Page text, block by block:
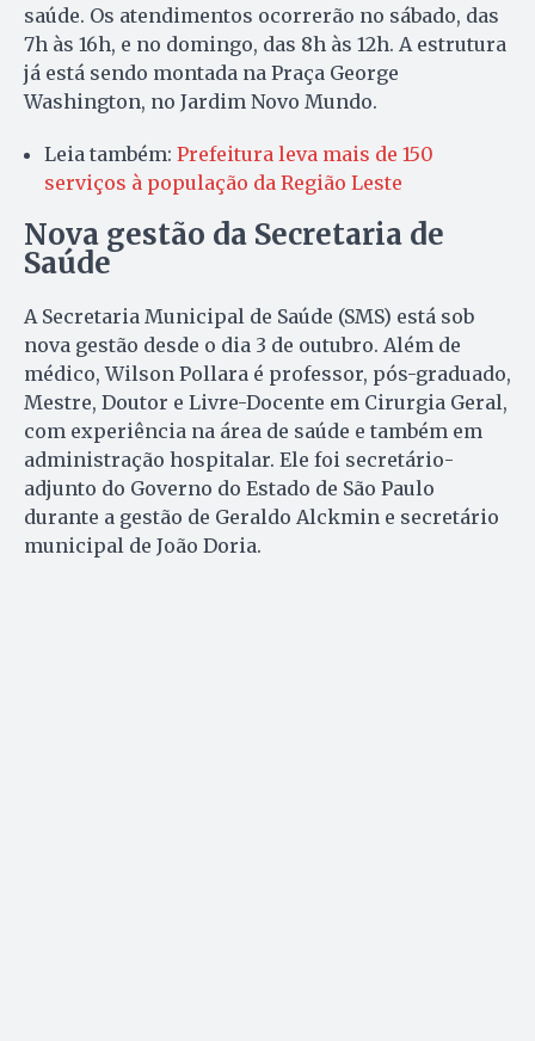
saúde. Os atendimentos ocorrerão no sábado, das
7h às 16h, e no domingo, das 8h às 12h. A estrutura
já está sendo montada na Praça George
Washington, no Jardim Novo Mundo.
Leia também: Prefeitura leva mais de 150
serviços à população da Região Leste
Nova gestão da Secretaria de
Saúde
A Secretaria Municipal de Saúde (SMS) está sob
nova gestão desde o dia 3 de outubro. Além de
médico, Wilson Pollara é professor, pós-graduado,
Mestre, Doutor e Livre-Docente em Cirurgia Geral,
com experiência na área de saúde e também em
administração hospitalar. Ele foi secretário-
adjunto do Governo do Estado de São Paulo
durante a gestão de Geraldo Alckmin e secretário
municipal de João Doria.